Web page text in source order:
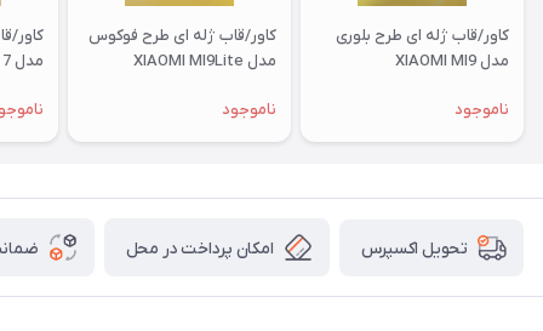
کاور/قاب ژله ای طرح بلوری
مدل XIAOMI MI9
ناموجود
کاور/قاب ژله ای طرح فوکوس
مدل XIAOMI MI9Lite
ناموجود
کاور/
مدل XIAOMI RM 7
تحویل اکسپرس امکان پرداخت در محل